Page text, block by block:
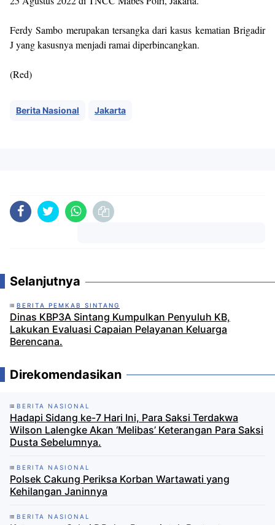
Ferdy Sambo merupakan tersangka dari kasus kematian Brigadir
J yang kasusnya menjadi ramai diperbincangkan.
(Red)
Berita Nasional Jakarta
Selanjutnya
BERITA PEMKAB SINTANG
Dinas KBP3A Sintang Kumpulkan Penyuluh KB,
Lakukan Evaluasi Capaian Pelayanan Keluarga
Berencana.
Direkomendasikan
BERITA NASIONAL
Hadapi Sidang ke-7 Hari Ini, Para Saksi Terdakwa
Wilson Lalengke Akan ‘Melibas’ Keterangan Para Saksi
Dusta Sebelumnya.
BERITA NASIONAL
Polsek Cakung Periksa Korban Wartawati yang
Kehilangan Janinnya
BERITA NASIONAL